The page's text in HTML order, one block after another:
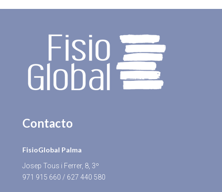
Contacto
FisioGlobal Palma
Josep Tous i Ferrer, 8, 3º
971 915 660 / 627 440 580